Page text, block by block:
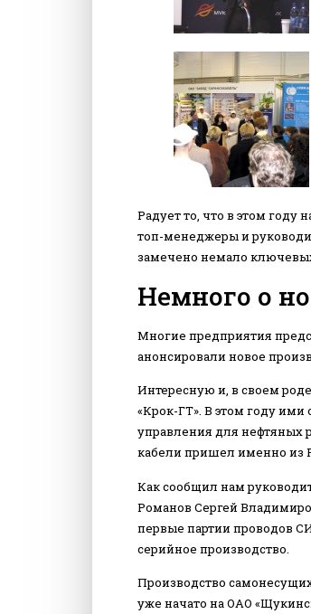
Радует то, что в этом году
топ-менеджеры и
замечено немало
Немного о
Многие предприятия
анонсировали новое
Интересную и, в своем
«Крок-ГТ». В этом году ими
управления для нефтяных
кабели пришел именно из
Как сообщил нам
Романов Сергей
первые партии проводов
серийное производство.
Производство
уже начато на ОАО